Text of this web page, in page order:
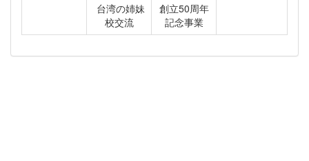
台湾の姉妹
校交流
創立50周年
記念事業